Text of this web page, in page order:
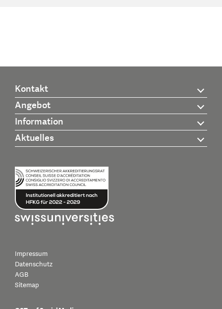
Kontakt
Angebot
Information
Aktuelles
Impressum
Datenschutz
AGB
Sitemap